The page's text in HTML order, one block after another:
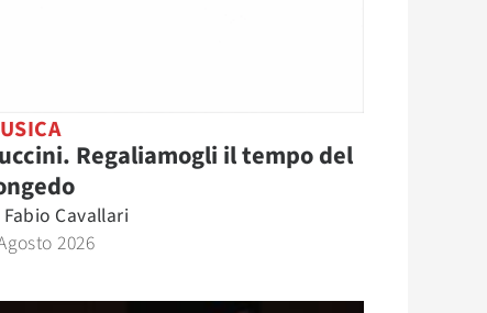
Regaliamogli il tempo del
Fabio Cavallari
2026